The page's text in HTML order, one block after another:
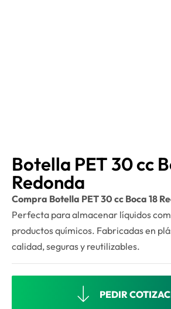
Botella PET 30 cc
Redonda
Compra Botella PET 30 cc Boca 18
Perfecta para almacenar líquidos
productos químicos. Fabricadas en
calidad, seguras y reutilizables.
PEDIR